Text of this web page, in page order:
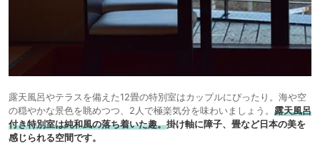
露天風呂やテラスを備えた12畳の特別室はカップルにぴったり。海や空
の穏やかな景色を眺めつつ、2人で極楽気分を味わいましょう。 露天風呂
付き特別室は純和風の落ち着いた趣。掛け軸に障子、畳など日本の美を
感じられる空間です。